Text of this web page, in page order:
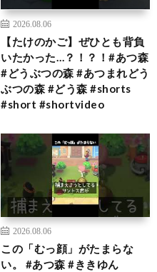
2026.08.06
【たけのかご】ぜひとも背負
いたかった…？！？！#あつ森
#どうぶつの森 #あつまれどう
ぶつの森 #どう森 #shorts
#short #shortvideo
2026.08.06
この「むっ顔」がたまらな
い。 #あつ森 #ききゆん